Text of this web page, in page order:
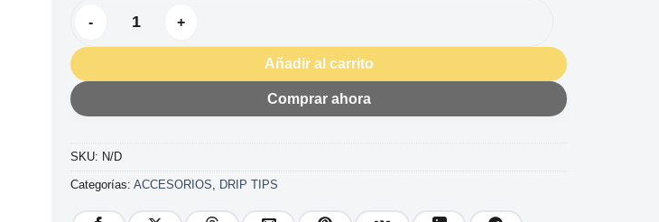
DRIP TIP 810 RESINA COLORES B810 cantidad
Añadir al carrito
Comprar ahora
SKU: N/D
Categorías: ACCESORIOS DRIP TIPS